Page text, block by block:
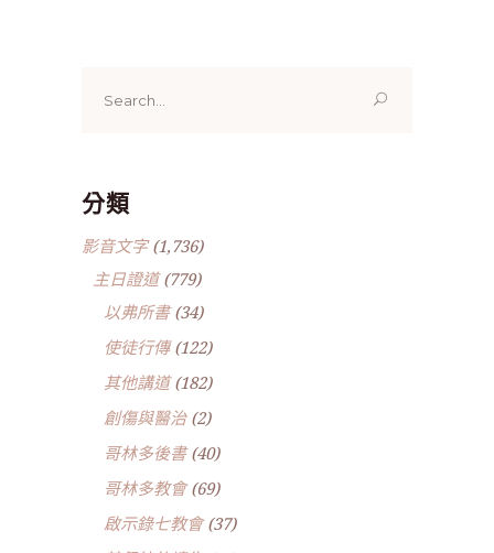
for:
分類
影音文字(1,736)
主日證道(779)
以弗所書(34)
使徒行傳(122)
其他講道(182)
創傷與醫治(2)
哥林多後書(40)
哥林多教會(69)
啟示錄七教會(37)